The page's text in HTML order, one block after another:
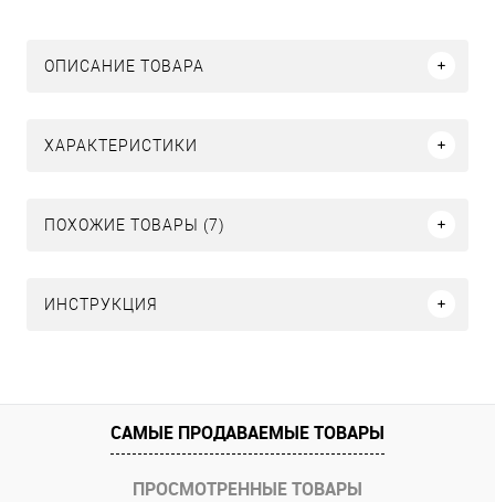
ОПИСАНИЕ ТОВАРА
ХАРАКТЕРИСТИКИ
ПОХОЖИЕ ТОВАРЫ (7)
ИНСТРУКЦИЯ
САМЫЕ ПРОДАВАЕМЫЕ ТОВАРЫ
ПРОСМОТРЕННЫЕ ТОВАРЫ